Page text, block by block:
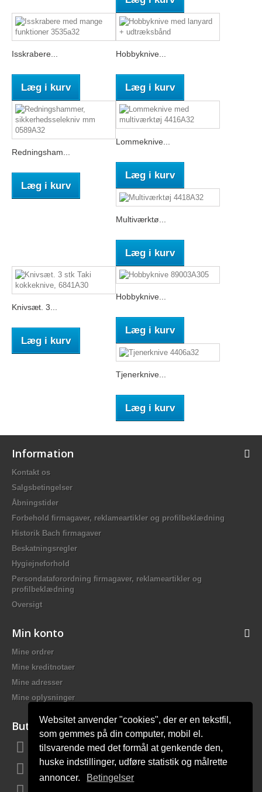
Websitet anvender "cookies", der er en tekstfil,
som gemmes på din computer, mobil el.
tilsvarende med det formål at genkende den,
huske indstillinger, udføre statistik og målrette
annoncer.
Betingelser
Isskrabere...
Læg i kurv
Hobbyknive...
Læg i kurv
Redningsham...
Læg i kurv
Lommeknive...
Læg i kurv
Multiværktø...
Læg i kurv
Knivsæt. 3...
Læg i kurv
Hobbyknive...
Læg i kurv
Tjenerknive...
Læg i kurv
Information
Kontakt os
Salgsbetingelser
Åbningstider
Forbehold firmagaver, reklameartikler og profilbeklædning
Historik Bach firmagaver
Beskatningsregler
Hygiejneforhold
Persondataforordning firmagaver, reklameartikler og
profilbeklædning
Oversigt
Min konto
Mine ordrer
Mine kreditnotaer
Mine adresser
Mine oplysninger
Butiksinformation
Bach Promotion, Trafikskolevej 2 7400 Herning Danmark